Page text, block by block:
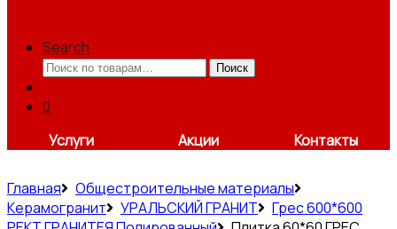
Search
Искать:
Поиск
0
Услуги
Акции Контакты
Главная
Общестроительные материалы
Керамогранит
УРАЛЬСКИЙ ГРАНИТ
Грес 600*600